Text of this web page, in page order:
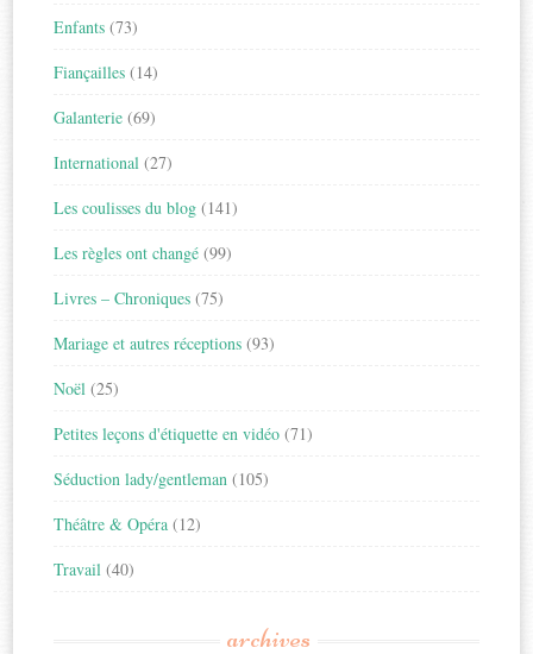
Enfants (73)
Fiançailles (14)
Galanterie (69)
International (27)
Les coulisses du blog (141)
Les règles ont changé (99)
Livres – Chroniques (75)
Mariage et autres réceptions (93)
Noël (25)
Petites leçons d'étiquette en vidéo (71)
Séduction lady/gentleman (105)
Théâtre & Opéra (12)
Travail (40)
archives